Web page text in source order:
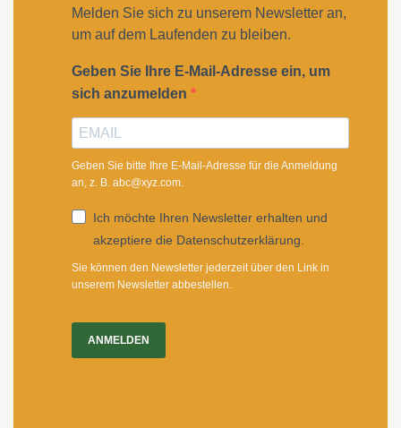
Melden Sie sich zu unserem Newsletter an,
um auf dem Laufenden zu bleiben.
Geben Sie Ihre E-Mail-Adresse ein, um
sich anzumelden
Geben Sie bitte Ihre E-Mail-Adresse für die Anmeldung
an, z. B. abc@xyz.com.
Ich möchte Ihren Newsletter erhalten und
akzeptiere die Datenschutzerklärung.
Sie können den Newsletter jederzeit über den Link in
unserem Newsletter abbestellen.
ANMELDEN